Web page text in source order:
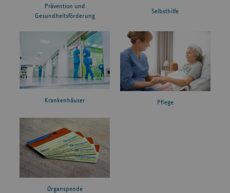
Prävention und
Gesundheitsförderung
Selbsthilfe
Krankenhäuser Pflege
Organspende